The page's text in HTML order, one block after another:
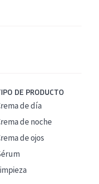
DE PRODUCTO
de día
de noche
de ojos